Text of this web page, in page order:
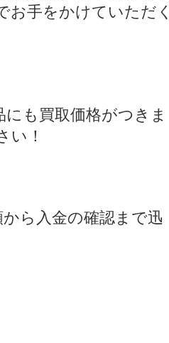
お手をかけていただく
も買取価格がつきま
い！
ら入金の確認まで迅